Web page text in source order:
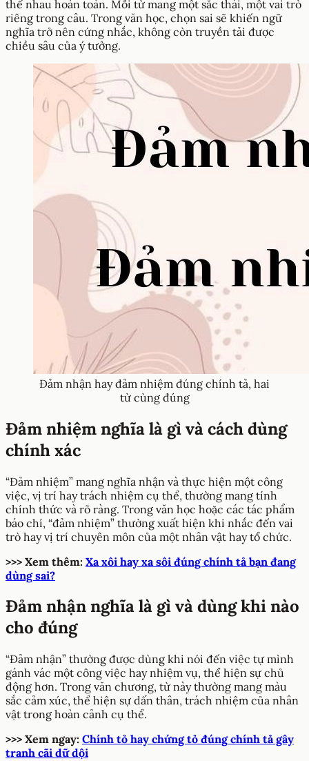
thế nhau hoàn toàn. Mỗi từ mang một sắc thái, một vai trò
riêng trong câu. Trong văn học, chọn sai sẽ khiến ngữ
nghĩa trở nên cứng nhắc, không còn truyền tải được
chiều sâu của ý tưởng.
Đảm nhận hay đảm nhiệm đúng chính tả, hai
từ cùng đúng
Đảm nhiệm nghĩa là gì và cách dùng
chính xác
“Đảm nhiệm” mang nghĩa nhận và thực hiện một công
việc, vị trí hay trách nhiệm cụ thể, thường mang tính
chính thức và rõ ràng. Trong văn học hoặc các tác phẩm
báo chí, “đảm nhiệm” thường xuất hiện khi nhắc đến vai
trò hay vị trí chuyên môn của một nhân vật hay tổ chức.
>>> Xem thêm: Xa xôi hay xa sôi đúng chính tả bạn đang
dùng sai?
Đảm nhận nghĩa là gì và dùng khi nào
cho đúng
“Đảm nhận” thường được dùng khi nói đến việc tự mình
gánh vác một công việc hay nhiệm vụ, thể hiện sự chủ
động hơn. Trong văn chương, từ này thường mang màu
sắc cảm xúc, thể hiện sự dấn thân, trách nhiệm của nhân
vật trong hoàn cảnh cụ thể.
>>> Xem ngay: Chính tỏ hay chứng tỏ đúng chính tả gây
tranh cãi dữ dội